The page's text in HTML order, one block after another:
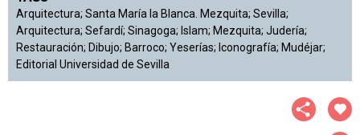
Arquitectura; Santa María la Blanca. Mezquita; Sevilla;
Arquitectura; Sefardí; Sinagoga; Islam; Mezquita; Judería;
Restauración; Dibujo; Barroco; Yeserías; Iconografía; Mudéjar;
Editorial Universidad de Sevilla